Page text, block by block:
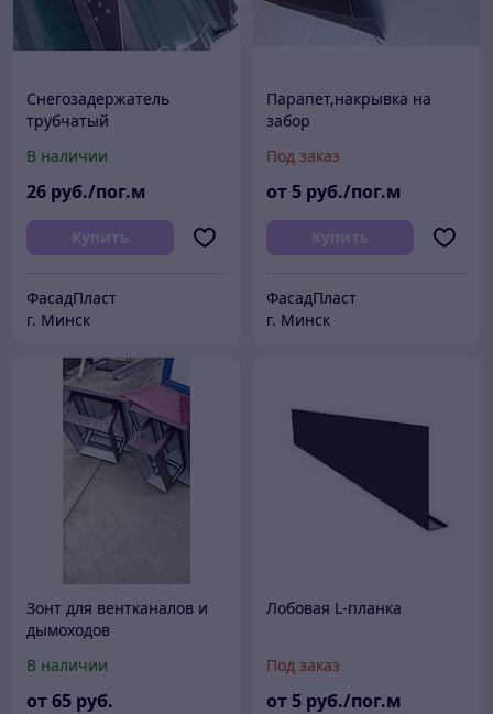
Снегозадержатель
трубчатый
В наличии
26 руб./пог.м
Купить
ФасадПласт
г. Минск
Парапет,накрывка на
забор
Под заказ
от 5 руб./пог.м
Купить
ФасадПласт
г. Минск
Зонт для вентканалов и
дымоходов
В наличии
от65 руб.
Лобовая L-планка
Под заказ
от 5 руб./пог.м